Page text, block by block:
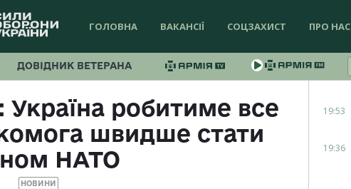
ГОЛОВНА ВАКАНСІЇ СОЦЗАХИСТ ПРО НАС
ДОВІДНИК ВЕТЕРАНА
Україна робитиме все
швидше стати
НАТО
НОВИНИ
19:53
19:36